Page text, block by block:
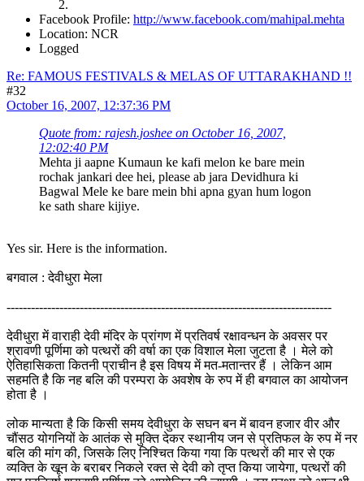
Facebook Profile: http://www.facebook.com/mahipal.mehta
Location: NCR
Logged
Re: FAMOUS FESTIVALS & MELAS OF UTTARAKHAND !!
#32
October 16, 2007, 12:37:36 PM
Quote from: rajesh.joshee on October 16, 2007,
12:02:40 PM
Mehta ji aapne Kumaun ke kafi melon ke bare mein
rochak jankari dee hei, please ab jara Devidhura ki
Bagwal Mele ke bare mein bhi apna gyan hum logon
ke sath share kijiye.
Yes sir. Here is the information.
बगवाल : देवीधुरा मेला
--------------------------------------------------------------------------------
देवीधुरा में वाराही देवी मंदिर के प्रांगण में प्रतिवर्ष रक्षावन्धन के अवसर पर
श्रावणी पूर्णिमा को पत्थरों की वर्षा का एक विशाल मेला जुटता है । मेले को
ऐतिहासिकता कितनी प्राचीन है इस विषय में मत-मतान्तर हैं । लेकिन आम
सहमति है कि नह बलि की परम्परा के अवशेष के रुप में ही बगवाल का आयोजन
होता है ।
लोक मान्यता है कि किसी समय देवीधुरा के सघन बन में बावन हजार वीर और
चौंसठ योगनियों के आतंक से मुक्ति देकर स्थानीय जन से प्रतिफल के रुप में नर
बलि की मांग की, जिसके लिए निश्चित किया गया कि पत्थरों की मार से एक
व्यक्ति के खून के बराबर निकले रक्त से देवी को तृप्त किया जायेगा, पत्थरों की